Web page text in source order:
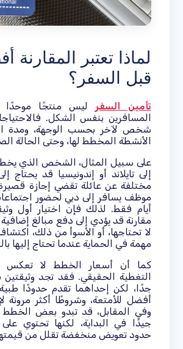
لماذا تعتبر المقارنة
قبل السفر؟
تأمين السفر ليس منتجًا موحدًا
المسافرين بنفس الشكل.
شخص لآخر بحسب الوجهة، ومدة
الأنشطة المخطط لها، وحتى الحالة
على سبيل المثال، الشخص الذي
إلى تايلاند أو إندونيسيا قد يحتاج
مختلفة عن عائلة تقضي إجازة
موظف يسافر إلى دبي لحضور
أيام فقط. لذلك فإن اختيار أول
مقارنة قد يؤدي إلى دفع مبالغ
لا تحتاجها، أو الأسوأ من ذلك،
مهمة في الحماية عندما تحتاج إليها
كما أن أسعار الخطط لا تعكس
التغطية الحقيقي. فقد تجد وثيقتين
جدًا، لكن إحداهما تقدم حدودًا
أفضل للأمتعة، وشروطًا أكثر مرونة
وفي المقابل، قد تبدو بعض الخطط
جيدًا في البداية، لكنها تحتوي
حدود تعويض منخفضة تقلل من